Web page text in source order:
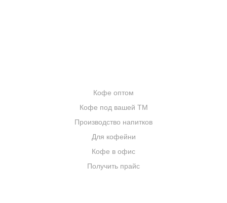
Кофе оптом
Кофе под вашей ТМ
Производство напитков
Для кофейни
Кофе в офис
Получить прайс